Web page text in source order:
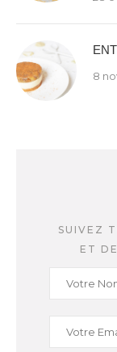
8
SUIVEZ
ET